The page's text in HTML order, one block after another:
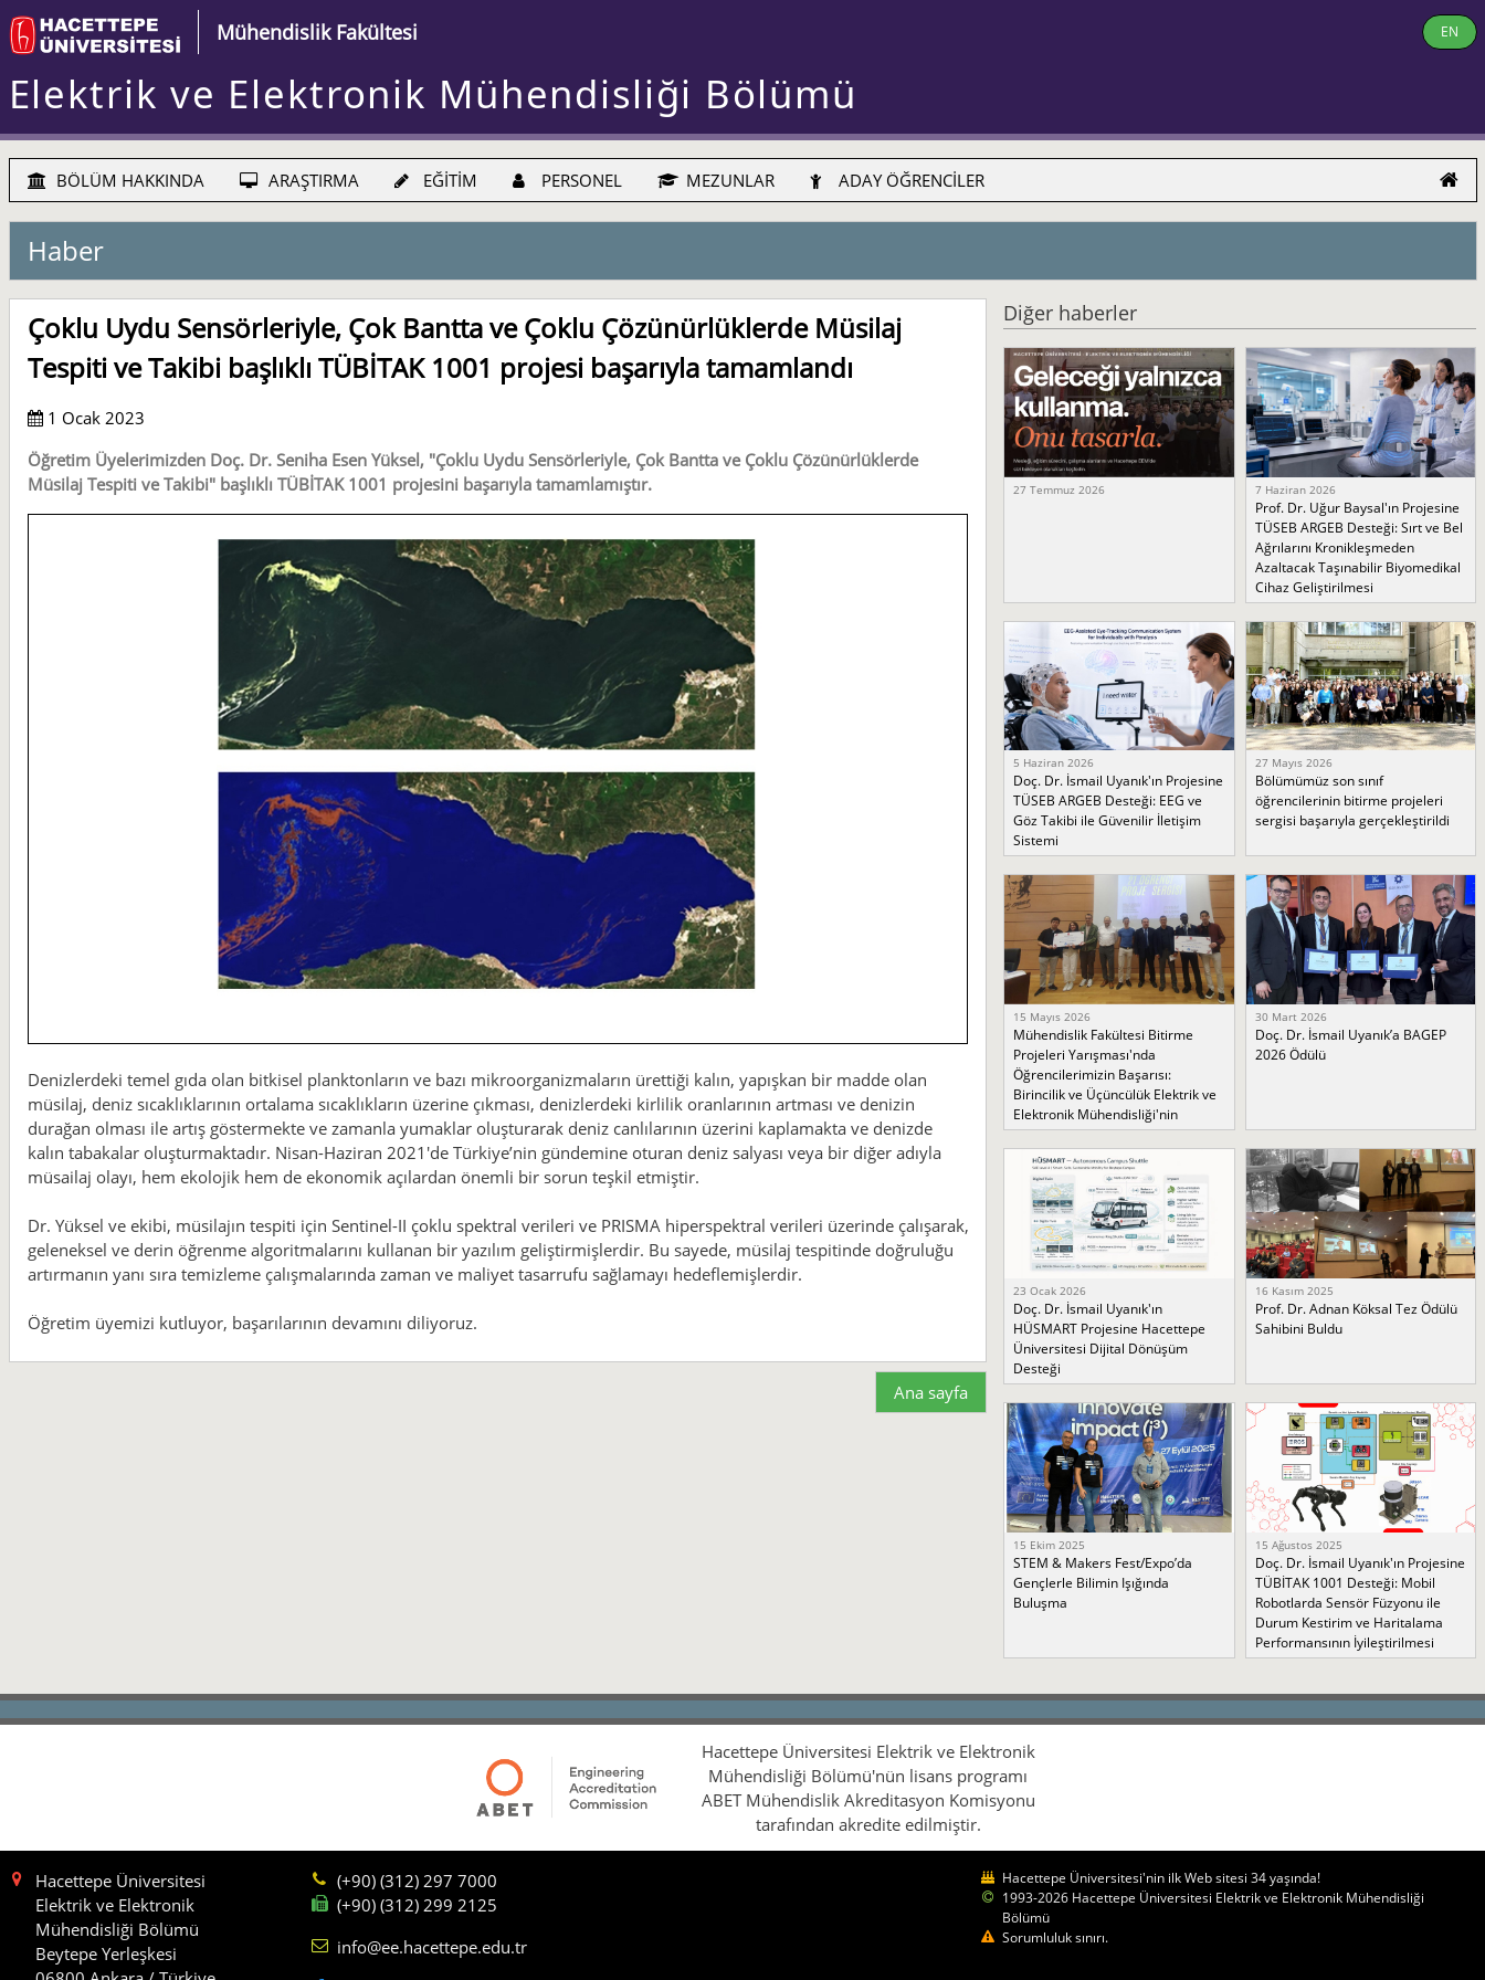
Mühendislik Fakültesi EN
Elektrik ve Elektronik Mühendisliği Bölümü
BÖLÜM HAKKINDA ARAŞTIRMA EĞİTİM PERSONEL MEZUNLAR ADAY ÖĞRENCİLER
Haber
Çoklu Uydu Sensörleriyle, Çok Bantta ve Çoklu Çözünürlüklerde Müsilaj
Tespiti ve Takibi başlıklı TÜBİTAK 1001 projesi başarıyla tamamlandı
1 Ocak 2023
Öğretim Üyelerimizden Doç. Dr. Seniha Esen Yüksel, "Çoklu Uydu Sensörleriyle, Çok Bantta ve Çoklu Çözünürlüklerde
Müsilaj Tespiti ve Takibi" başlıklı TÜBİTAK 1001 projesini başarıyla tamamlamıştır.
Denizlerdeki temel gıda olan bitkisel planktonların ve bazı mikroorganizmaların ürettiği kalın, yapışkan bir madde olan
müsilaj, deniz sıcaklıklarının ortalama sıcaklıkların üzerine çıkması, denizlerdeki kirlilik oranlarının artması ve denizin
durağan olması ile artış göstermekte ve zamanla yumaklar oluşturarak deniz canlılarının üzerini kaplamakta ve denizde
kalın tabakalar oluşturmaktadır. Nisan-Haziran 2021'de Türkiye’nin gündemine oturan deniz salyası veya bir diğer adıyla
müsailaj olayı, hem ekolojik hem de ekonomik açılardan önemli bir sorun teşkil etmiştir.
Dr. Yüksel ve ekibi, müsilajın tespiti için Sentinel-II çoklu spektral verileri ve PRISMA hiperspektral verileri üzerinde çalışarak,
geleneksel ve derin öğrenme algoritmalarını kullanan bir yazılım geliştirmişlerdir. Bu sayede, müsilaj tespitinde doğruluğu
artırmanın yanı sıra temizleme çalışmalarında zaman ve maliyet tasarrufu sağlamayı hedeflemişlerdir.
Öğretim üyemizi kutluyor, başarılarının devamını diliyoruz.
Ana sayfa
Diğer haberler
27 Temmuz 2026 7 Haziran 2026
Prof. Dr. Uğur Baysal'ın Projesine
TÜSEB ARGEB Desteği: Sırt ve Bel
Ağrılarını Kronikleşmeden
Azaltacak Taşınabilir Biyomedikal
Cihaz Geliştirilmesi
5 Haziran 2026
Doç. Dr. İsmail Uyanık'ın Projesine
TÜSEB ARGEB Desteği: EEG ve
Göz Takibi ile Güvenilir İletişim
Sistemi
27 Mayıs 2026
Bölümümüz son sınıf
öğrencilerinin bitirme projeleri
sergisi başarıyla gerçekleştirildi
15 Mayıs 2026
Mühendislik Fakültesi Bitirme
Projeleri Yarışması'nda
Öğrencilerimizin Başarısı:
Birincilik ve Üçüncülük Elektrik ve
Elektronik Mühendisliği'nin
30 Mart 2026
Doç. Dr. İsmail Uyanık’a BAGEP
2026 Ödülü
23 Ocak 2026
Doç. Dr. İsmail Uyanık'ın
HÜSMART Projesine Hacettepe
Üniversitesi Dijital Dönüşüm
Desteği
16 Kasım 2025
Prof. Dr. Adnan Köksal Tez Ödülü
Sahibini Buldu
15 Ekim 2025
STEM & Makers Fest/Expo’da
Gençlerle Bilimin Işığında
Buluşma
15 Ağustos 2025
Doç. Dr. İsmail Uyanık'ın Projesine
TÜBİTAK 1001 Desteği: Mobil
Robotlarda Sensör Füzyonu ile
Durum Kestirim ve Haritalama
Performansının İyileştirilmesi
Hacettepe Üniversitesi Elektrik ve Elektronik
Mühendisliği Bölümü'nün lisans programı
ABET Mühendislik Akreditasyon Komisyonu
tarafından akredite edilmiştir.
Hacettepe Üniversitesi
Elektrik ve Elektronik
Mühendisliği Bölümü
Beytepe Yerleşkesi
(+90) (312) 297 7000
(+90) (312) 299 2125
info@ee.hacettepe.edu.tr
Hacettepe Üniversitesi'nin ilk Web sitesi 34 yaşında!
1993-2026 Hacettepe Üniversitesi Elektrik ve Elektronik Mühendisliği
Bölümü
Sorumluluk sınırı.